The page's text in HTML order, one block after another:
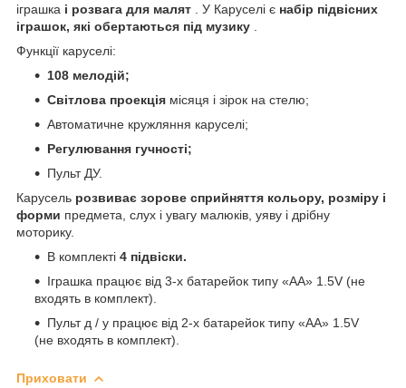
іграшка і розвага для малят . У Каруселі є набір підвісних
іграшок, які обертаються під музику
Функції каруселі:
108 мелодій;
Світлова проекція місяця і зірок на стелю;
Автоматичне кружляння каруселі;
Регулювання гучності;
Пульт ДУ.
Карусель розвиває зорове сприйняття кольору, розміру і
форми предмета, слух і увагу малюків, уяву і дрібну
моторику.
В комплекті 4 підвіски.
Іграшка працює від 3-х батарейок типу «АА» 1.5V (не
входять в комплект).
Пульт д / у працює від 2-х батарейок типу «АА» 1.5V
(не входять в комплект).
Приховати